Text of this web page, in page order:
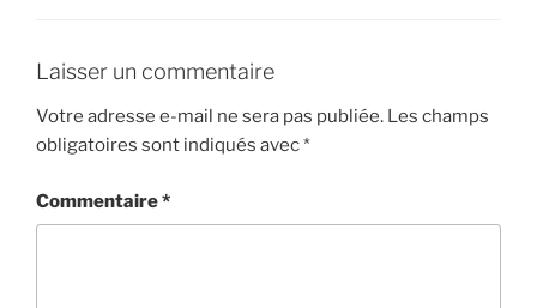
Laisser un commentaire
Votre adresse e-mail ne sera pas publiée. Les champs
obligatoires sont indiqués avec*
Commentaire*